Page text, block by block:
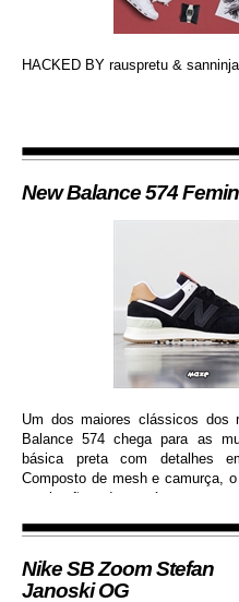
HACKED BY rauspretu & sanninja
New Balance 574
Um dos maiores clássicos dos
Balance 574 chega para as
básica preta com detalhes
Composto de mesh e camurça,
respiração dos pés e
Nike SB Zoom Stefan
Janoski OG